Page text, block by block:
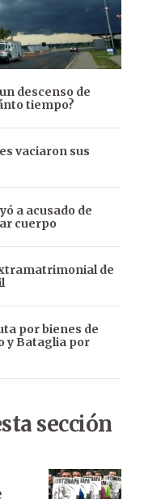
descenso de
tiempo?
vaciaron sus
a acusado de
cuerpo
de
por bienes de
y Bataglia por
sección